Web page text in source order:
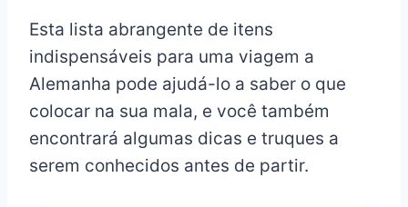
Esta lista abrangente de itens
indispensáveis para uma viagem a
Alemanha pode ajudá-lo a saber o que
colocar na sua mala, e você também
encontrará algumas dicas e truques a
serem conhecidos antes de partir.